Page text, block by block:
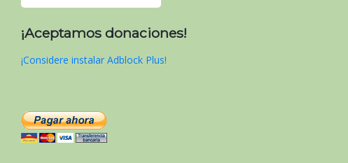
¡Aceptamos donaciones!
¡Considere instalar Adblock Plus!